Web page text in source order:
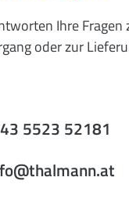
Ihre
oder zur
5523 52181